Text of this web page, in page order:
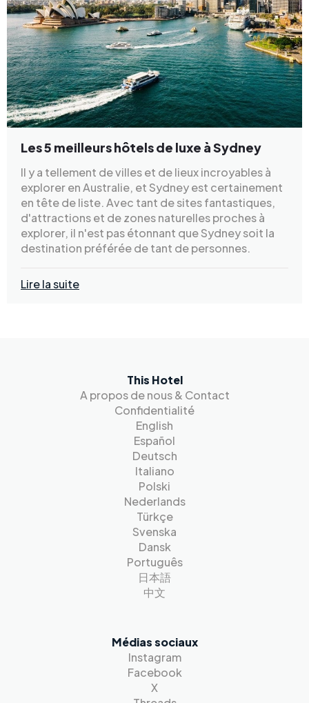
Les 5 meilleurs hôtels de luxe à Sydney
Il y a tellement de villes et de lieux incroyables à
explorer en Australie, et Sydney est certainement
en tête de liste. Avec tant de sites fantastiques,
d'attractions et de zones naturelles proches à
explorer, il n'est pas étonnant que Sydney soit la
destination préférée de tant de personnes.
Lire la suite
This Hotel
A propos de nous & Contact
Confidentialité
English
Español
Deutsch
Italiano
Polski
Nederlands
Türkçe
Svenska
Dansk
Português
日本語
中文
Médias sociaux
Instagram
Facebook
X